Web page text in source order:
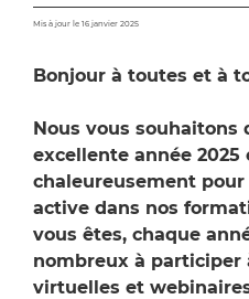
Mis à jour le 16 janvier 2025
Bonjour à toutes et à
Nous vous souhaitons
excellente année
chaleureusement
active dans nos
vous êtes, chaque
nombreux à participer
virtuelles et